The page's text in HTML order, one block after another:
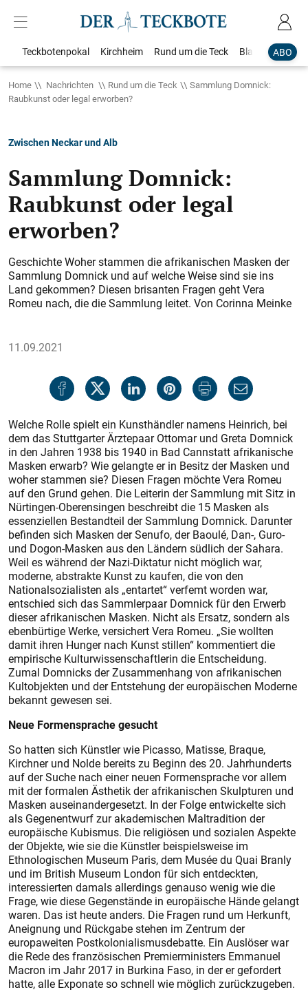
ABO
Teckbotenpokal Kirchheim Rund um die Teck Blaulicht
Home Nachrichten Rund um die Teck
Sammlung Domnick:
Raubkunst oder legal erworben?
Zwischen Neckar und Alb
Sammlung Domnick:
Raubkunst oder legal
erworben?
Geschichte Woher stammen die afrikanischen Masken der
Sammlung Domnick und auf welche Weise sind sie ins
Land gekommen? Diesen brisanten Fragen geht Vera
Romeu nach, die die Sammlung leitet. Von Corinna Meinke
11.09.2021
Welche Rolle spielt ein Kunsthändler namens Heinrich, bei
dem das Stuttgarter Ärztepaar Ottomar und Greta Domnick
in den Jahren 1938 bis 1940 in Bad Cannstatt afrikanische
Masken erwarb? Wie gelangte er in Besitz der Masken und
woher stammen sie? Diesen Fragen möchte Vera Romeu
auf den Grund gehen. Die Leiterin der Sammlung mit Sitz in
Nürtingen-Oberensingen beschreibt die 15 Masken als
essenziellen Bestandteil der Sammlung Domnick. Darunter
befinden sich Masken der Senufo, der Baoulé, Dan-, Guro-
und Dogon-Masken aus den Ländern südlich der Sahara.
Weil es während der Nazi-Diktatur nicht möglich war,
moderne, abstrakte Kunst zu kaufen, die von den
Nationalsozialisten als „entartet“ verfemt worden war,
entschied sich das Sammlerpaar Domnick für den Erwerb
dieser afrikanischen Masken. Nicht als Ersatz, sondern als
ebenbürtige Werke, versichert Vera Romeu. „Sie wollten
damit ihren ­Hunger nach Kunst stillen“ kommentiert die
empirische Kulturwissenschaftlerin die Entscheidung.
Zumal Domnicks der Zusammenhang von afrikanischen
Kultobjekten und der Entstehung der europäischen Moderne
bekannt gewesen sei.
Neue Formensprache gesucht
So hatten sich Künstler wie Picasso, Matisse, Braque,
Kirchner und Nolde bereits zu Beginn des 20. Jahrhunderts
auf der Suche nach einer neuen Formensprache vor allem
mit der formalen Ästhetik der afrikanischen Skulpturen und
Masken auseinandergesetzt. In der Folge entwickelte sich
als Gegenentwurf zur akademischen Maltradition der
europäische Kubismus. Die religiösen und sozialen Aspekte
der Objekte, wie sie die Künstler beispielsweise im
Ethnologischen Museum Paris, dem Musée du Quai Branly
und im British Museum London für sich entdeckten,
interessierten damals allerdings genauso wenig wie die
Frage, wie diese Gegenstände in europäische Hände gelangt
waren. Das ist heute anders. Die Fragen rund um Herkunft,
Aneignung und Rückgabe stehen im Zentrum der
europaweiten Postkolonialismusdebatte. Ein Auslöser war
die Rede des französischen Premierministers Emmanuel
Macron im Jahr 2017 in Burkina Faso, in der er gefordert
hatte, alle Exponate so schnell wie möglich zurückzugeben.